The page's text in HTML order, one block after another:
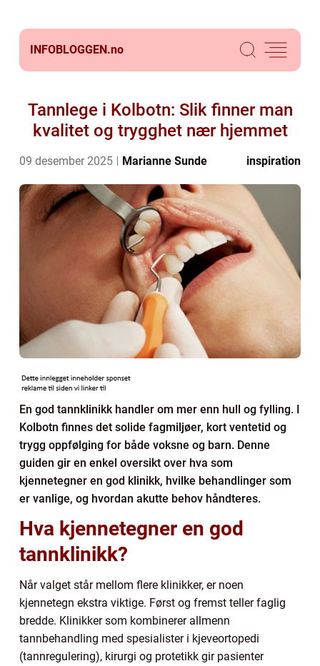
INFOBLOGGEN.no
Tannlege i Kolbotn: Slik finner man
kvalitet og trygghet nær hjemmet
09 desember 2025 Marianne Sunde inspiration
En god tannklinikk handler om mer enn hull og fylling. I
Kolbotn finnes det solide fagmiljøer, kort ventetid og
trygg oppfølging for både voksne og barn. Denne
guiden gir en enkel oversikt over hva som
kjennetegner en god klinikk, hvilke behandlinger som
er vanlige, og hvordan akutte behov håndteres.
Hva kjennetegner en god
tannklinikk?
Når valget står mellom flere klinikker, er noen
kjennetegn ekstra viktige. Først og fremst teller faglig
bredde. Klinikker som kombinerer allmenn
tannbehandling med spesialister i kjeveortopedi
(tannregulering), kirurgi og protetikk gir pasienter